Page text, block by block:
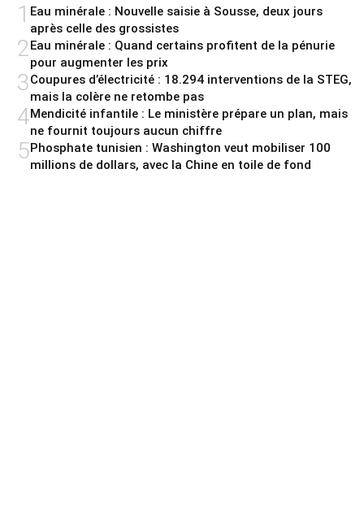
1 Eau minérale : Nouvelle saisie à Sousse, deux jours
après celle des grossistes
2Eau minérale : Quand certains profitent de la pénurie
pour augmenter les prix
3Coupures d’électricité : 18.294 interventions de la STEG,
mais la colère ne retombe pas
4Mendicité infantile : Le ministère prépare un plan, mais
ne fournit toujours aucun chiffre
5Phosphate tunisien : Washington veut mobiliser 100
millions de dollars, avec la Chine en toile de fond